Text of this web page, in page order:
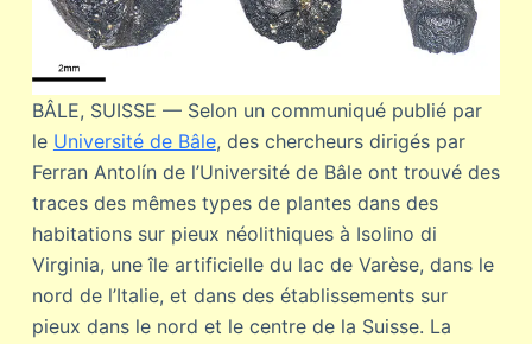
BÂLE, SUISSE — Selon un communiqué publié par
le Université de Bâle, des chercheurs dirigés par
Ferran Antolín de l’Université de Bâle ont trouvé des
traces des mêmes types de plantes dans des
habitations sur pieux néolithiques à Isolino di
Virginia, une île artificielle du lac de Varèse, dans le
nord de l’Italie, et dans des établissements sur
pieux dans le nord et le centre de la Suisse. La